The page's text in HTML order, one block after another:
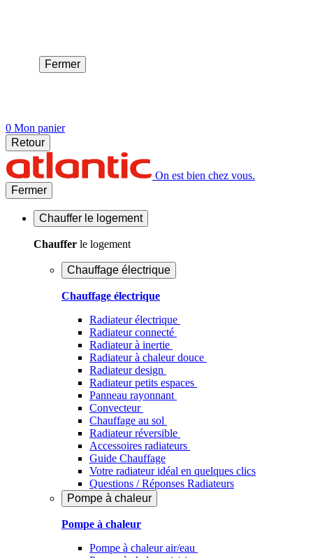
Fermer
0 Mon panier
Retour
On est bien chez vous.
Fermer
Chauffer le logement
Chauffer le logement
Chauffage électrique
Chauffage électrique
Radiateur électrique
Radiateur connecté
Radiateur à inertie
Radiateur à chaleur douce
Radiateur design
Radiateur petits espaces
Panneau rayonnant
Convecteur
Chauffage au sol
Radiateur réversible
Accessoires radiateurs
Guide Chauffage
Votre radiateur idéal en quelques clics
Questions / Réponses Radiateurs
Pompe à chaleur
Pompe à chaleur
Pompe à chaleur air/eau